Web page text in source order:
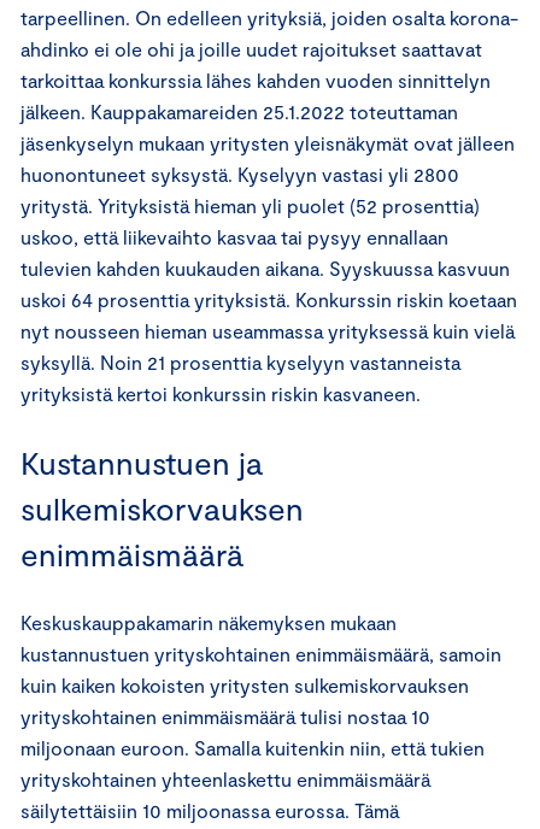
tarpeellinen. On edelleen yrityksiä, joiden osalta korona-
ahdinko ei ole ohi ja joille uudet rajoitukset saattavat
tarkoittaa konkurssia lähes kahden vuoden sinnittelyn
jälkeen. Kauppakamareiden 25.1.2022 toteuttaman
jäsenkyselyn mukaan yritysten yleisnäkymät ovat jälleen
huonontuneet syksystä. Kyselyyn vastasi yli 2800
yritystä. Yrityksistä hieman yli puolet (52 prosenttia)
uskoo, että liikevaihto kasvaa tai pysyy ennallaan
tulevien kahden kuukauden aikana. Syyskuussa kasvuun
uskoi 64 prosenttia yrityksistä. Konkurssin riskin koetaan
nyt nousseen hieman useammassa yrityksessä kuin vielä
syksyllä. Noin 21 prosenttia kyselyyn vastanneista
yrityksistä kertoi konkurssin riskin kasvaneen.
Kustannustuen ja
sulkemiskorvauksen
enimmäismäärä
Keskuskauppakamarin näkemyksen mukaan
kustannustuen yrityskohtainen enimmäismäärä, samoin
kuin kaiken kokoisten yritysten sulkemiskorvauksen
yrityskohtainen enimmäismäärä tulisi nostaa 10
miljoonaan euroon. Samalla kuitenkin niin, että tukien
yrityskohtainen yhteenlaskettu enimmäismäärä
säilytettäisiin 10 miljoonassa eurossa. Tämä